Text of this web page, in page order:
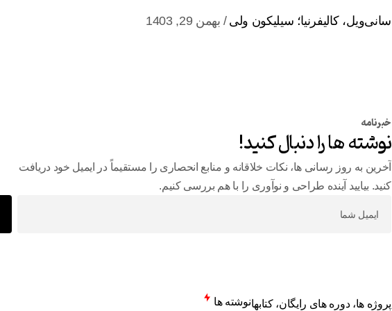
سانی‌ویل، کالیفرنیا؛ سیلیکون ولی بهمن 29, 1403
خبرنامه
نوشته ها را دنبال کنید!
آخرین به روز رسانی ها، نکات خلاقانه و منابع انحصاری را مستقیماً در ایمیل خود دریافت
کنید. بیایید آینده طراحی و نوآوری را با هم بررسی کنیم.
پروژه‌ ها، دوره های رایگان، کتابهانوشته ها